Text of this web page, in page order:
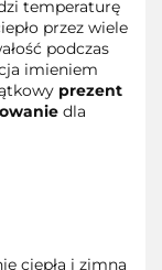
temperaturę
przez wiele
podczas
imieniem
prezent
dla
ciepła i zimna